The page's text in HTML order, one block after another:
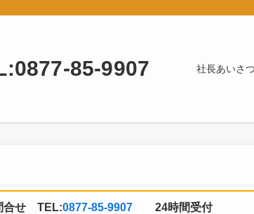
85-9907 社長あいさ
合せ TEL:0877-85-9907 24時間受付